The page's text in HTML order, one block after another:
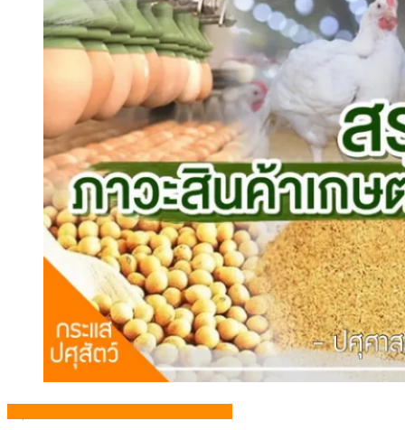
สรุปภาวะสินค้าเกษตรประจำสัปดาห์
สรุปภาวะ สินค้าเกษตรประจำสัปดาห์ วันที่
20 – 24 เมษายน 2569
สรุปภาวะ สินค้าเกษตรประจำสัปดาห์ วันที่ 20 – 24 เ […]
Posted
on
24/04/2026Author
admin Comment(0)